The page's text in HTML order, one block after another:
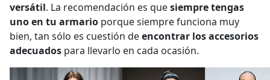
versátil. La recomendación es quesiempre tengas
uno en tu armario porque siempre funciona muy
bien, tan sólo es cuestión deencontrar los accesorios
adecuados para llevarlo en cada ocasión.